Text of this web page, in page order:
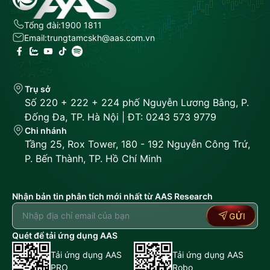
Tổng đài:1900 1811
Email:trungtamcskh@aas.com.vn
Trụ sở
Số 220 + 222 + 224 phố Nguyễn Lương Bằng, P.
Đống Đa, TP. Hà Nội | ĐT: 0243 573 9779
Chi nhánh
Tầng 25, Rox Tower, 180 - 192 Nguyễn Công Trứ,
P. Bến Thành, TP. Hồ Chí Minh
Nhận bản tin phân tích mới nhất từ AAS Research
GỬI
Quét để tải ứng dụng AAS
Tải ứng dụng AAS
PRO
Tải ứng dụng AAS
Robo